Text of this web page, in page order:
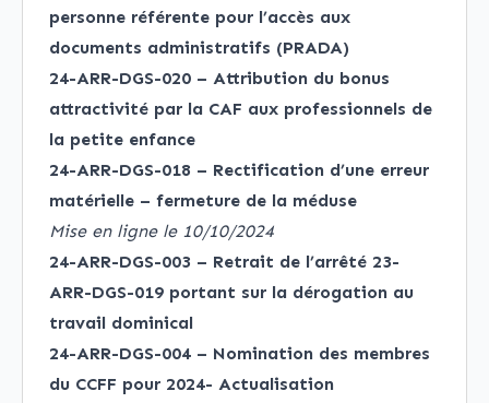
personne référente pour l’accès aux
documents administratifs (PRADA)
24-ARR-DGS-020 – Attribution du bonus
attractivité par la CAF aux professionnels de
la petite enfance
24-ARR-DGS-018 – Rectification d’une erreur
matérielle – fermeture de la méduse
Mise en ligne le 10/10/2024
24-ARR-DGS-003 – Retrait de l’arrêté 23-
ARR-DGS-019 portant sur la dérogation au
travail dominical
24-ARR-DGS-004 – Nomination des membres
du CCFF pour 2024- Actualisation